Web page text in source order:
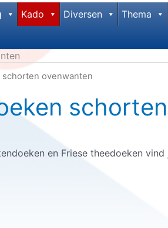
Kado Diversen Thema
ovenwanten
en Friese theedoeken